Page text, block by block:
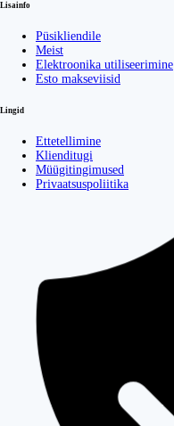
Lisainfo
Püsikliendile
Meist
Elektroonika utiliseerimine
Esto makseviisid
Lingid
Ettetellimine
Klienditugi
Müügitingimused
Privaatsuspoliitika